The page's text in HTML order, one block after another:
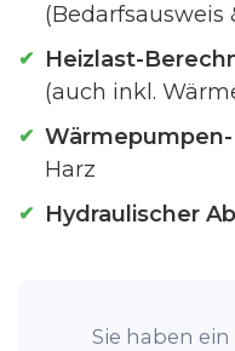
(Bedarfsausweis
Heizlast-
(auch inkl.
Harz
Hydraulischer
Sie haben